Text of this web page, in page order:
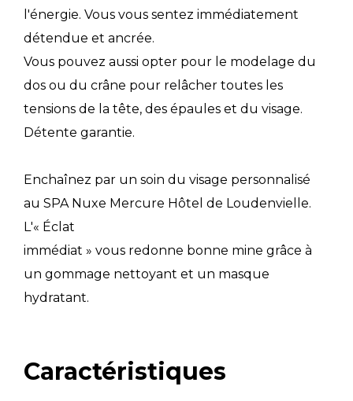
l'énergie. Vous vous sentez immédiatement
détendue et ancrée.
Vous pouvez aussi opter pour le modelage du
dos ou du crâne pour relâcher toutes les
tensions de la tête, des épaules et du visage.
Détente garantie.
Enchaînez par un soin du visage personnalisé
au SPA Nuxe Mercure Hôtel de Loudenvielle.
L'« Éclat
immédiat » vous redonne bonne mine grâce à
un gommage nettoyant et un masque
hydratant.
Caractéristiques